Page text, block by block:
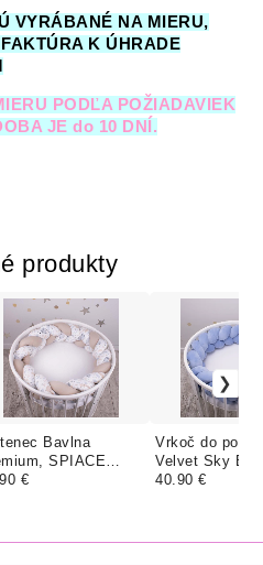
VYRÁBANÉ NA MIERU,
K ÚHRADE
PODĽA POŽIADAVIEK
JE do 10 DNÍ.
produkty
Bavlna
SPIACE
€
Vrkoč do
Velvet Sky
40.90 €